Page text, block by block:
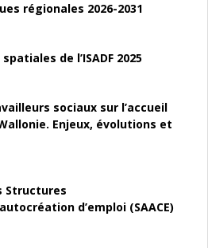
régionales 2026-2031
de l’ISADF 2025
sociaux sur l’accueil
Enjeux, évolutions et
Structures
d’emploi (SAACE)